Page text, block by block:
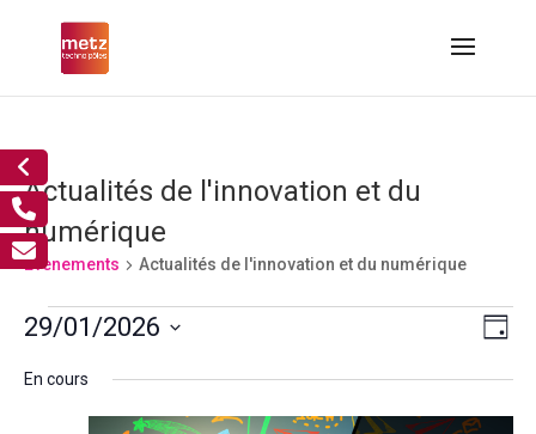
Actualités de l'innovation et du
numérique
Évènements Actualités de l'innovation et du numérique
Évènements
29
janvier,
de
Jour
29/01/2026
Sélectionnez
En cours